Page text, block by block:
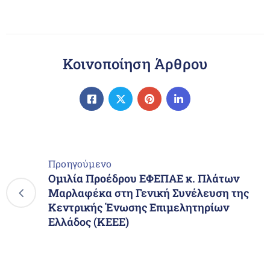
Κοινοποίηση Άρθρου
Προηγούμενο
Ομιλία Προέδρου ΕΦΕΠΑΕ κ. Πλάτων
Μαρλαφέκα στη Γενική Συνέλευση της
Κεντρικής Ένωσης Επιμελητηρίων
Ελλάδος (ΚΕΕΕ)